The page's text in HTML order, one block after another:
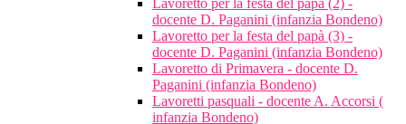
Lavoretto per la festa del papà (2) -
docente D. Paganini (infanzia Bondeno)
Lavoretto per la festa del papà (3) -
docente D. Paganini (infanzia Bondeno)
Lavoretto di Primavera - docente D.
Paganini (infanzia Bondeno)
Lavoretti pasquali - docente A. Accorsi (
infanzia Bondeno)